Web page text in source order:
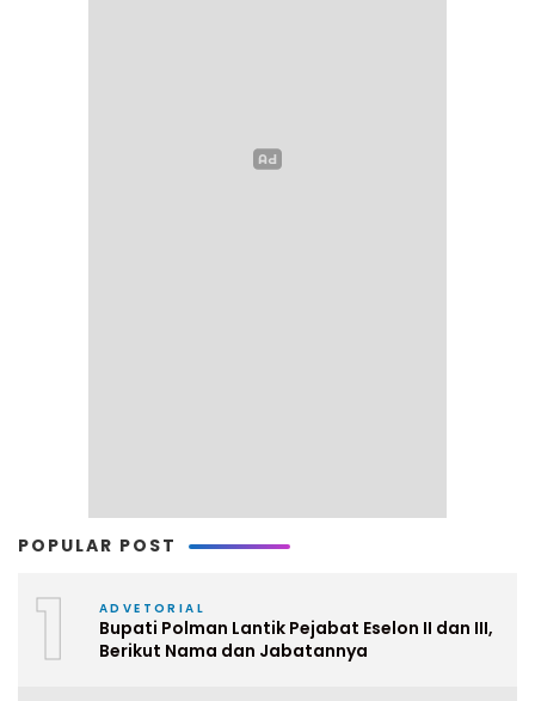
POPULAR POST
1 ADVETORIAL
Bupati Polman Lantik Pejabat Eselon II dan III,
Berikut Nama dan Jabatannya